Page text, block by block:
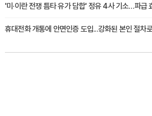
'미·이란 전쟁 틈타 유가 담합' 정유 4사 기소…파급
휴대전화 개통에 안면인증 도입...강화된 본인 절차